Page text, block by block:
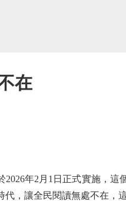
在
年2月1日正式實施，這
，讓全民閱讀無處不在，